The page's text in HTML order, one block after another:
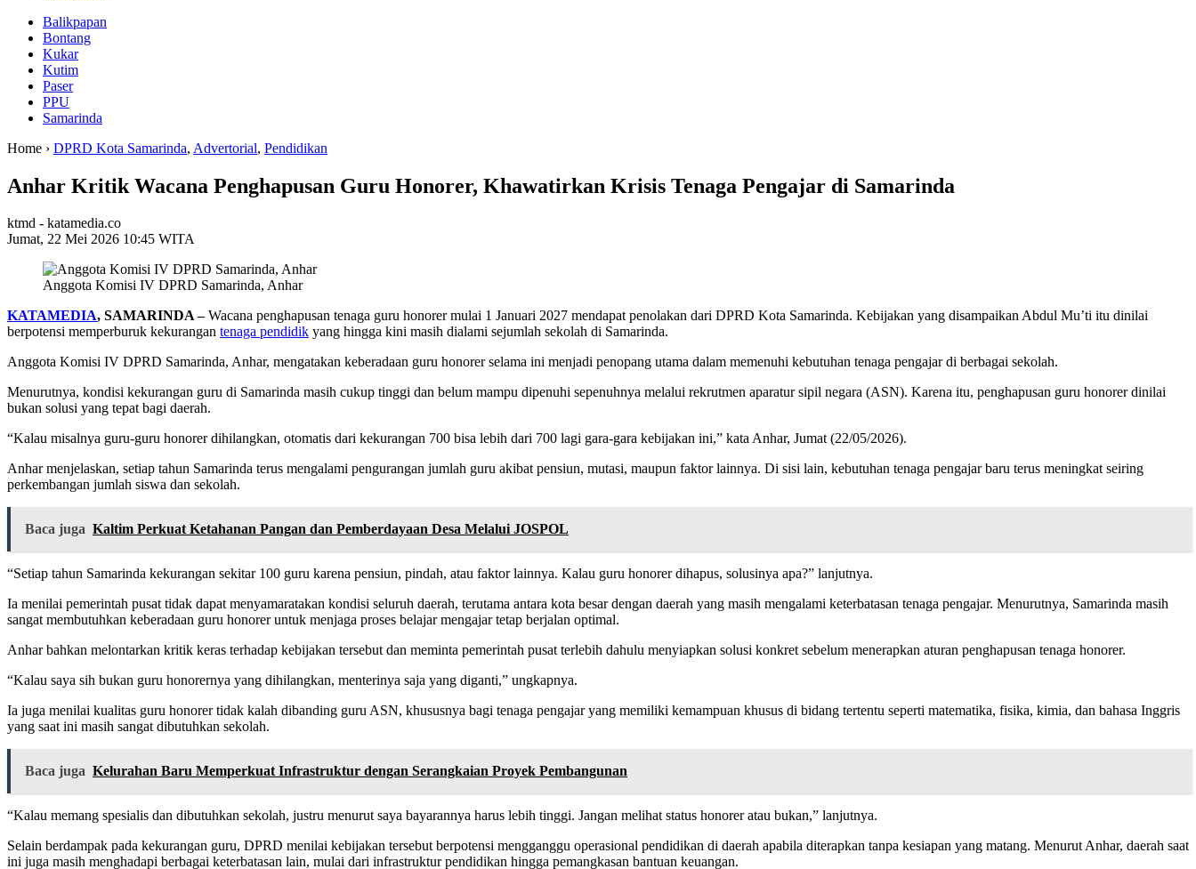
Balikpapan
Bontang
Kukar
Kutim
Paser
PPU
Samarinda
Home › DPRD Kota Samarinda, Advertorial, Pendidikan
Anhar Kritik Wacana Penghapusan Guru Honorer, Khawatirkan Krisis Tenaga Pengajar di Samarinda
ktmd - katamedia.co
Jumat, 22 Mei 2026 10:45 WITA
Anggota Komisi IV DPRD Samarinda, Anhar
KATAMEDIA, SAMARINDA –Wacana penghapusan tenaga guru honorer mulai 1 Januari 2027 mendapat penolakan dari DPRD Kota Samarinda. Kebijakan yang disampaikan Abdul Mu’ti itu dinilai
berpotensi memperburuk kekurangan tenaga pendidik yang hingga kini masih dialami sejumlah sekolah di Samarinda.
Anggota Komisi IV DPRD Samarinda, Anhar, mengatakan keberadaan guru honorer selama ini menjadi penopang utama dalam memenuhi kebutuhan tenaga pengajar di berbagai sekolah.
Menurutnya, kondisi kekurangan guru di Samarinda masih cukup tinggi dan belum mampu dipenuhi sepenuhnya melalui rekrutmen aparatur sipil negara (ASN). Karena itu, penghapusan guru honorer dinilai
bukan solusi yang tepat bagi daerah.
“Kalau misalnya guru-guru honorer dihilangkan, otomatis dari kekurangan 700 bisa lebih dari 700 lagi gara-gara kebijakan ini,” kata Anhar, Jumat (22/05/2026).
Anhar menjelaskan, setiap tahun Samarinda terus mengalami pengurangan jumlah guru akibat pensiun, mutasi, maupun faktor lainnya. Di sisi lain, kebutuhan tenaga pengajar baru terus meningkat seiring
perkembangan jumlah siswa dan sekolah.
Baca juga Kaltim Perkuat Ketahanan Pangan dan Pemberdayaan Desa Melalui JOSPOL
“Setiap tahun Samarinda kekurangan sekitar 100 guru karena pensiun, pindah, atau faktor lainnya. Kalau guru honorer dihapus, solusinya apa?” lanjutnya.
Ia menilai pemerintah pusat tidak dapat menyamaratakan kondisi seluruh daerah, terutama antara kota besar dengan daerah yang masih mengalami keterbatasan tenaga pengajar. Menurutnya, Samarinda masih
sangat membutuhkan keberadaan guru honorer untuk menjaga proses belajar mengajar tetap berjalan optimal.
Anhar bahkan melontarkan kritik keras terhadap kebijakan tersebut dan meminta pemerintah pusat terlebih dahulu menyiapkan solusi konkret sebelum menerapkan aturan penghapusan tenaga honorer.
“Kalau saya sih bukan guru honorernya yang dihilangkan, menterinya saja yang diganti,” ungkapnya.
Ia juga menilai kualitas guru honorer tidak kalah dibanding guru ASN, khususnya bagi tenaga pengajar yang memiliki kemampuan khusus di bidang tertentu seperti matematika, fisika, kimia, dan bahasa Inggris
yang saat ini masih sangat dibutuhkan sekolah.
Baca juga Kelurahan Baru Memperkuat Infrastruktur dengan Serangkaian Proyek Pembangunan
“Kalau memang spesialis dan dibutuhkan sekolah, justru menurut saya bayarannya harus lebih tinggi. Jangan melihat status honorer atau bukan,” lanjutnya.
Selain berdampak pada kekurangan guru, DPRD menilai kebijakan tersebut berpotensi mengganggu operasional pendidikan di daerah apabila diterapkan tanpa kesiapan yang matang. Menurut Anhar, daerah saat
ini juga masih menghadapi berbagai keterbatasan lain, mulai dari infrastruktur pendidikan hingga pemangkasan bantuan keuangan.